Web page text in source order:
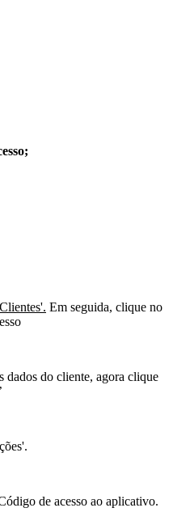
Em seguida, clique no
dados do cliente, agora clique
de acesso ao aplicativo.